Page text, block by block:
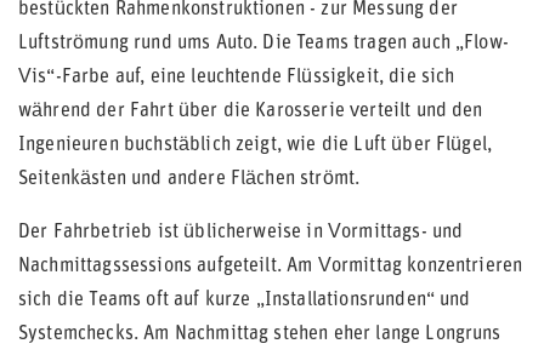
bestückten Rahmenkonstruktionen - zur Messung der
Luftströmung rund ums Auto. Die Teams tragen auch „Flow-
Vis“-Farbe auf, eine leuchtende Flüssigkeit, die sich
während der Fahrt über die Karosserie verteilt und den
Ingenieuren buchstäblich zeigt, wie die Luft über Flügel,
Seitenkästen und andere Flächen strömt.
Der Fahrbetrieb ist üblicherweise in Vormittags- und
Nachmittagssessions aufgeteilt. Am Vormittag konzentrieren
sich die Teams oft auf kurze „Installationsrunden“ und
Systemchecks. Am Nachmittag stehen eher lange Longruns